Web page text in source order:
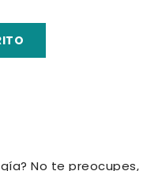
No te preocupes,